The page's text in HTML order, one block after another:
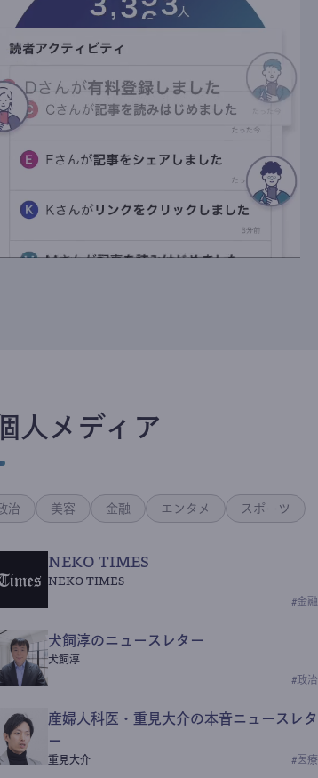
人メディア
治 美容 金融 エンタメ スポーツ
NEKO TIMES
NEKO TIMES
#金融
犬飼淳のニュースレター
犬飼淳
#政治
産婦人科医・重見大介の本音ニュースレタ
ー
重見大介 # 医療